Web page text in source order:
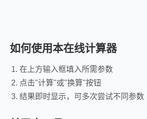
如何使用本在线计算器
在上方输入框填入所需参数
点击"计算"或"换算"按钮
结果即时显示，可多次尝试不同参数